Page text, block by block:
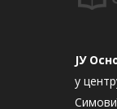
ЈУ
у